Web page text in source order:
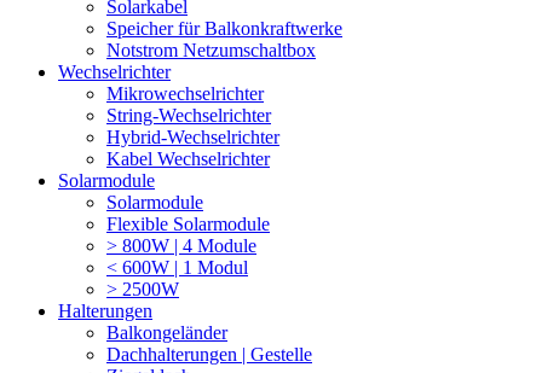
Solarkabel
Speicher für Balkonkraftwerke
Notstrom Netzumschaltbox
Wechselrichter
Mikrowechselrichter
String-Wechselrichter
Hybrid-Wechselrichter
Kabel Wechselrichter
Solarmodule
Solarmodule
Flexible Solarmodule
> 800W | 4 Module
< 600W | 1 Modul
> 2500W
Halterungen
Balkongeländer
Dachhalterungen | Gestelle